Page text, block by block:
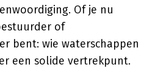
Of je nu
of
bent: wie waterschappen
een solide vertrekpunt.